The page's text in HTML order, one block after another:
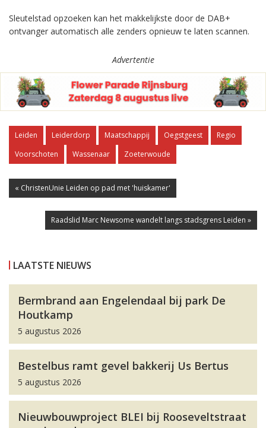
Sleutelstad opzoeken kan het makkelijkste door de DAB+
ontvanger automatisch alle zenders opnieuw te laten scannen.
Advertentie
Leiden Leiderdorp Maatschappij Oegstgeest
Regio
Voorschoten
Wassenaar Zoeterwoude
« ChristenUnie Leiden op pad met 'huiskamer'
Raadslid Marc Newsome wandelt langs stadsgrens Leiden »
LAATSTE NIEUWS
Bermbrand aan Engelendaal bij park De
Houtkamp
5 augustus 2026
Bestelbus ramt gevel bakkerij Us Bertus
5 augustus 2026
Nieuwbouwproject BLEI bij Rooseveltstraat